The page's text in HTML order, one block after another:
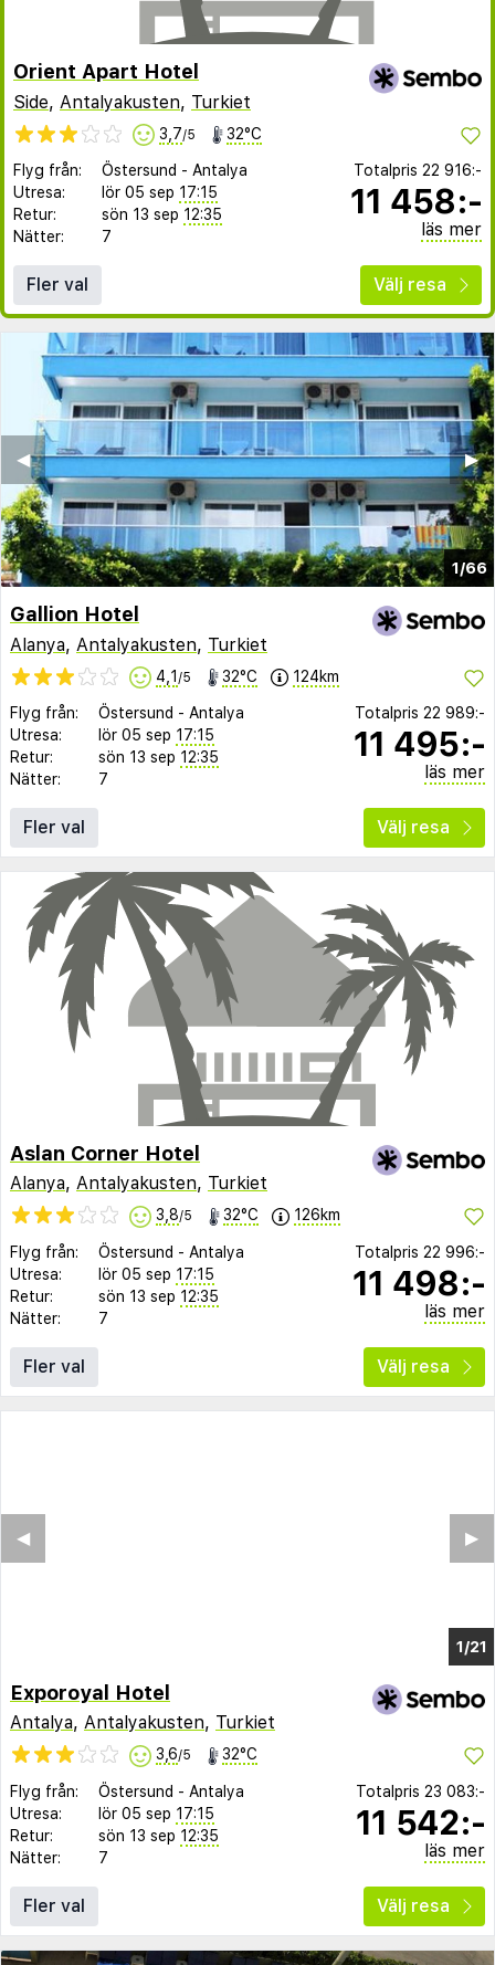
Orient Apart Hotel
Side, Antalyakusten, Turkiet
3,7/5 32°C
Flyg från: Östersund - Antalya
Utresa:
lör 05 sep 17:15
Retur:
sön 13 sep 12:35
Nätter:
7
Totalpris 22 916:-
11 458:-
läs mer
Fler val Välj resa
1/66
▶︎
◀︎
Gallion Hotel
Alanya, Antalyakusten, Turkiet
4,1 /5 32°C 124km
Flyg från: Östersund - Antalya
Utresa:
lör 05 sep 17:15
Retur:
sön 13 sep 12:35
Nätter:
7
Totalpris 22 989:-
11 495:-
läs mer
Fler val Välj resa
Aslan Corner Hotel
Alanya, Antalyakusten, Turkiet
3,8/5 32°C 126km
Flyg från: Östersund - Antalya
Utresa:
lör 05 sep 17:15
Retur:
sön 13 sep 12:35
Nätter:
7
Totalpris 22 996:-
11 498:-
läs mer
Fler val Välj resa
1/15
▶︎
◀︎
Exporoyal Hotel
Antalya, Antalyakusten, Turkiet
3,6/5 32°C
Flyg från: Östersund - Antalya
Utresa:
lör 05 sep 17:15
Retur:
sön 13 sep 12:35
Nätter:
7
Totalpris 23 083:-
11 542:-
läs mer
Fler val Välj resa